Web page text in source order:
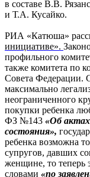
в составе В.В.
и Т.А. Кусайко.
РИА «Катюша»
инициативе».
профильного
также комитета по
Совета Федерации.
максимально
неограниченного
покупки ребенка
ФЗ №143 «Об
состояния»,
ребенка возможна
супругов, давших
женщине, то теперь
словами «по